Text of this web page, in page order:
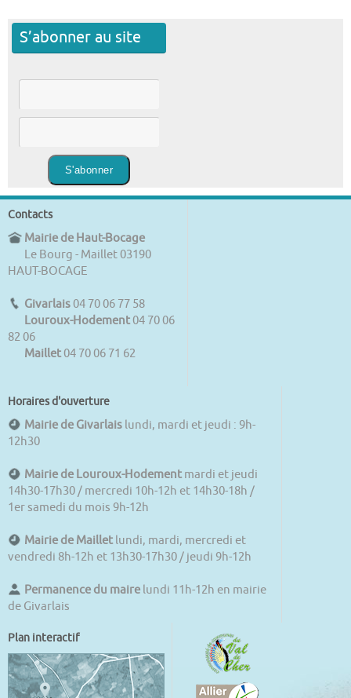
S’abonner au site
Contacts
Mairie de Haut-Bocage
Le Bourg - Maillet 03190
HAUT-BOCAGE
Givarlais 04 70 06 77 58
Louroux-Hodement 04 70 06
82 06
Maillet 04 70 06 71 62
Horaires d'ouverture
Mairie de Givarlais lundi, mardi et jeudi : 9h-
12h30
Mairie de Louroux-Hodement mardi et jeudi
14h30-17h30 / mercredi 10h-12h et 14h30-18h /
1er samedi du mois 9h-12h
Mairie de Maillet lundi, mardi, mercredi et
vendredi 8h-12h et 13h30-17h30 / jeudi 9h-12h
Permanence du maire lundi 11h-12h en mairie
de Givarlais
Plan interactif